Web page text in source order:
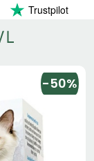
Trustpilot
-50%